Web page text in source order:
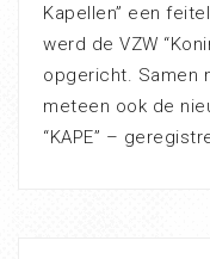
Kapellen” een
werd de VZW
opgericht. Samen
meteen ook de
“KAPE” –